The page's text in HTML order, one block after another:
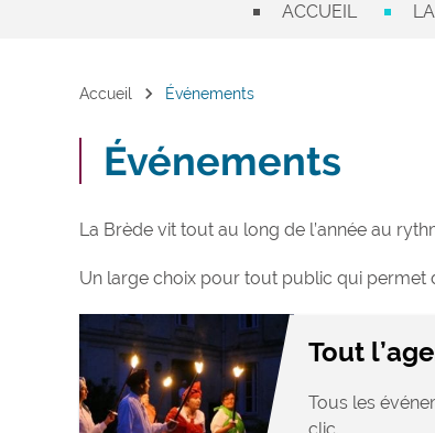
ACCUEIL
Accueil chevron_right Événements
Événements
La Brède vit tout au long de l’année au
Un large choix pour tout public qui permet
Tout
Tous les